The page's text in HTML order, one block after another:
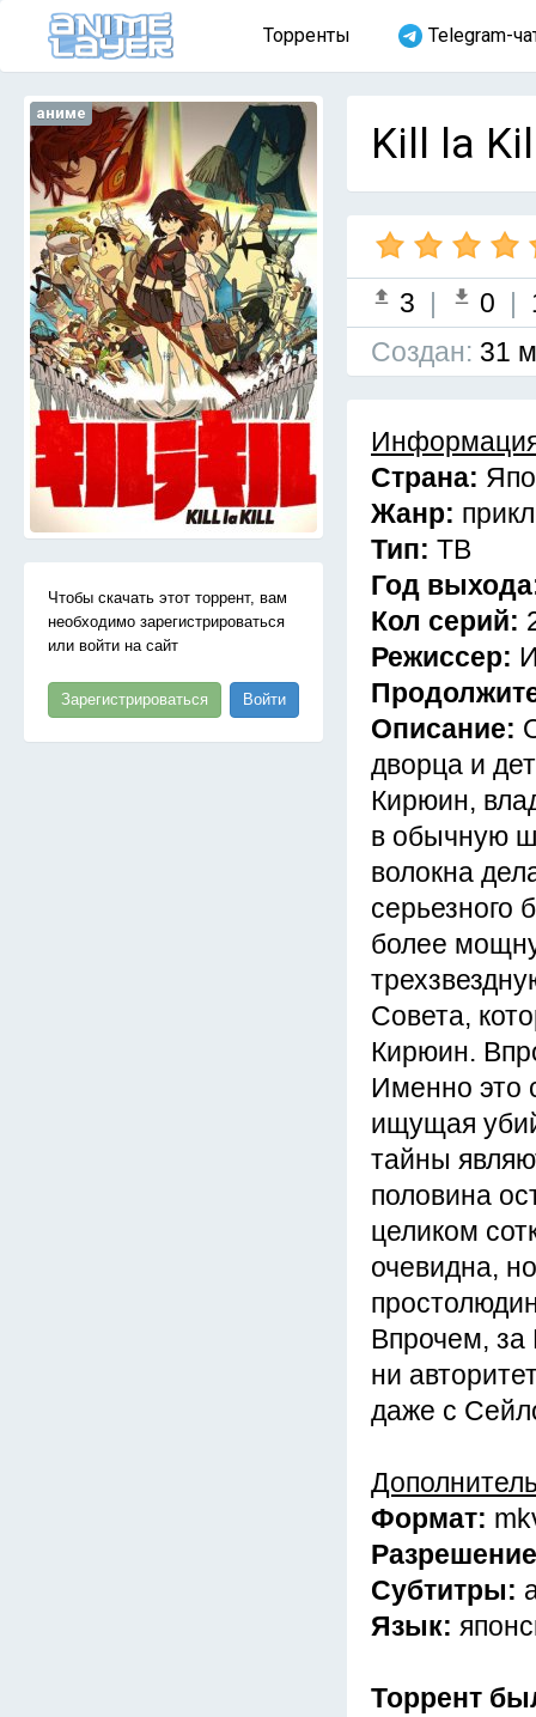
Торренты Telegram-
аниме
Чтобы скачать этот торрент, вам
необходимо зарегистрироваться
или войти на сайт
Зарегистрироваться Войти
Kill la
3 | 0 |
Cоздан: 31
Страна:
Жанр:
Тип: ТВ
Год
Кол серий:
Режиссер:
Описание:
дворца и
Кирюин,
в обычную
волокна
серьезного
более
Совета,
Кирюин.
Именно это
ищущая
тайны
половина
целиком
очевидна,
Впрочем, за
ни
даже с
Формат:
Субтитры:
Язык:
Торрент